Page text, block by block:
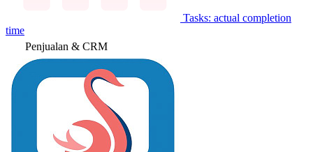
Tasks: actual completion
time
Penjualan & CRM